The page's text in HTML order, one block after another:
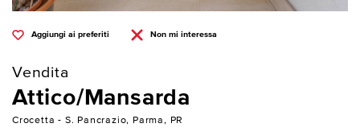
Aggiungi ai preferiti Non mi interessa
Vendita
Attico/Mansarda
Crocetta - S. Pancrazio, Parma, PR